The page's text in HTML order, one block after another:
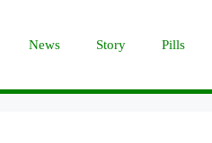
News Story Pills